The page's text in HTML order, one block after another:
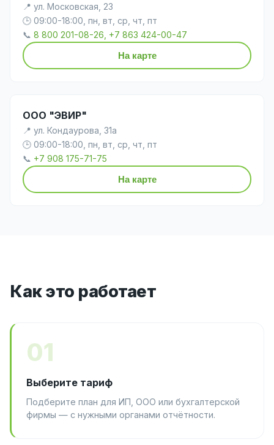
📍 ул. Московская, 23
🕒 09:00-18:00, пн, вт, ср, чт, пт
📞 8 800 201-08-26, +7 863 424-00-47
На карте
ООО "ЭВИР"
📍 ул. Кондаурова, 31а
🕒 09:00-18:00, пн, вт, ср, чт, пт
📞 +7 908 175-71-75
На карте
Как это работает
01
Выберите тариф
Подберите план для ИП, ООО или бухгалтерской
фирмы — с нужными органами отчётности.